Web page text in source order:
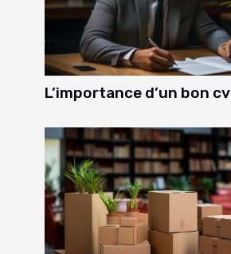
L’importance d’un bon cv